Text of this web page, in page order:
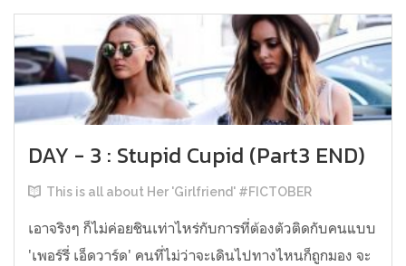
DAY - 3 : Stupid Cupid (Part3 END)
This is all about Her 'Girlfriend' #FICTOBER
เอาจริงๆ ก็ไม่ค่อยชินเท่าไหร่กับการที่ต้องตัวติดกับคนแบบ
'เพอร์รี่ เอ็ดวาร์ด' คนที่ไม่ว่าจะเดินไปทางไหนก็ถูกมอง จะ